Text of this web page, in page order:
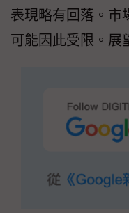
表現略有回落。市
可能因此受限。展